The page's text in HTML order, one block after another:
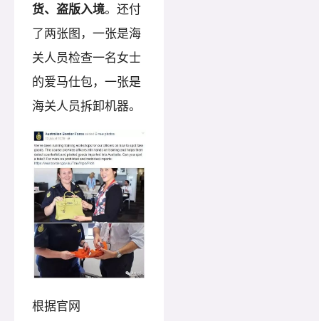
货、盗版入境。还付
了两张图，一张是海
关人员检查一名女士
的爱马仕包，一张是
海关人员拆卸机器。
根据官网